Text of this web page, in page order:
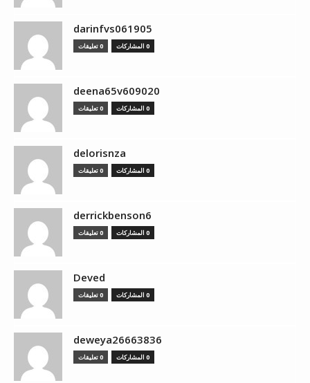
darinfvs061905
0 المشاركات 0 تعليقات
deena65v609020
0 المشاركات 0 تعليقات
delorisnza
0 المشاركات 0 تعليقات
derrickbenson6
0 المشاركات 0 تعليقات
Deved
0 المشاركات 0 تعليقات
deweya26663836
0 المشاركات 0 تعليقات